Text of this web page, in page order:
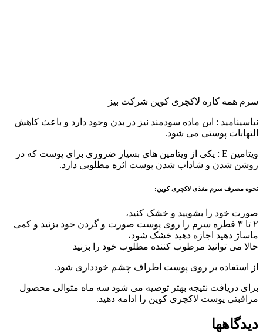
سرم همه کاره لاکچری کوین شرکت بیز
نیاسینامید : این ماده سودمند نیز در بدن وجود دارد و باعث کاهش
التهابات پوستی می شود.
ویتامین E : یکی از ویتامین های بسیار ضروری برای پوست که در
روشن شدن و شاداب شدن پوست اثره مطلوبی دارد.
نحوه مصرف سرم مغذی لاکچری کوین:
صورت خود را بشویید و خشک کنید،
۲ تا ۳ قطره سرم را روی پوست صورت و گردن خود بزنید و کمی
ماساژ دهید اجازه دهید خشک شود،
حالا می توانید مرطوب کننده مطلوب خود را بزنید
از استفاده بر روی پوست اطراف چشم خودداری شود.
برای دریافت نتیجه بهتر توصیه می شود سه ماه متوالی محصول
مراقبتی پوست لاکچری کوین را ادامه دهید.
دیدگاهها